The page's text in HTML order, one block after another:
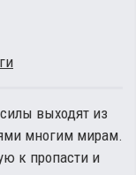
выходят из
многим мирам.
к пропасти и